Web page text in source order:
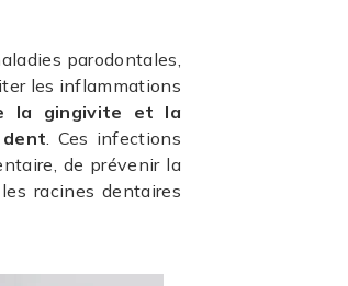
parodontales,
les inflammations
la gingivite et la
. Ces infections
de prévenir la
racines dentaires